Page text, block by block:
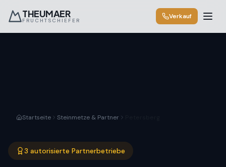
THEUMAER
FRUCHTSCHIEFER
Verkauf
Startseite Steinmetze & Partner
3 autorisierte Partnerbetriebe